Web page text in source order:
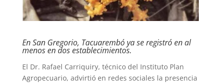
En San Gregorio, Tacuarembó ya se registró en al
menos en dos establecimientos.
El Dr. Rafael Carriquiry, técnico del Instituto Plan
Agropecuario, advirtió en redes sociales la presencia